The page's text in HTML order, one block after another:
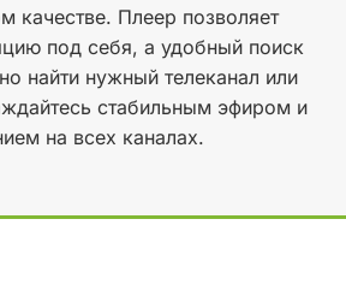
качестве. Плеер позволяет
под себя, а удобный поиск
найти нужный телеканал или
стабильным эфиром и
на всех каналах.